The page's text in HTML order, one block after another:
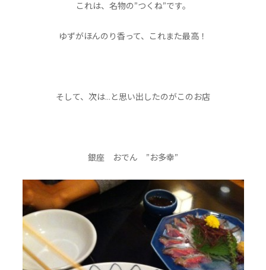
これは、名物の”つくね”です。
ゆずがほんのり香って、これまた最高！
そして、次は…と思い出したのがこのお店
銀座 おでん ”お多幸”